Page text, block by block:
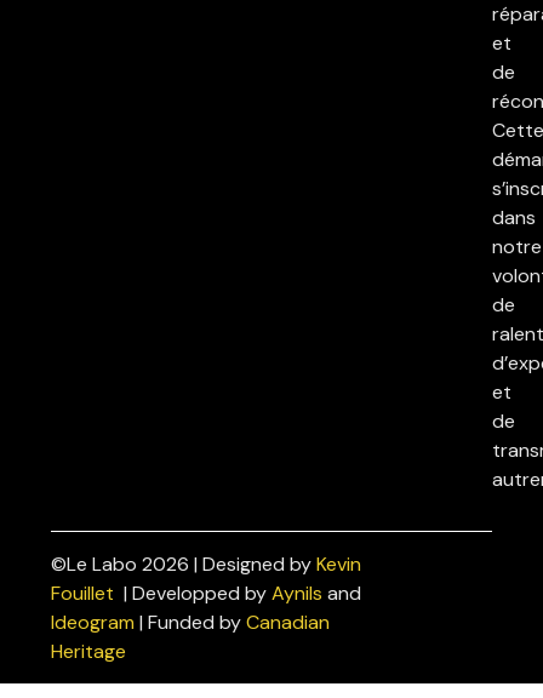
et
de
Cette
dans
notre
de
et
de
©Le Labo 2026 | Designed byKevin
Fouillet | Developped byAynils and
Ideogram | Funded byCanadian
Heritage